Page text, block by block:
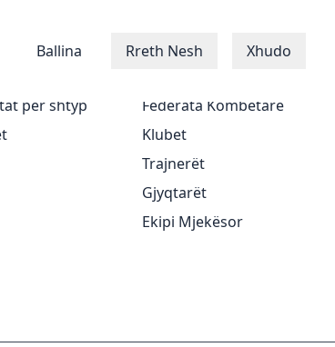
Ballina Rreth Nesh Xhudo
për shtyp
Xhudistët
Federata Kombëtare
Klubet
Trajnerët
Gjyqtarët
Ekipi Mjekësor